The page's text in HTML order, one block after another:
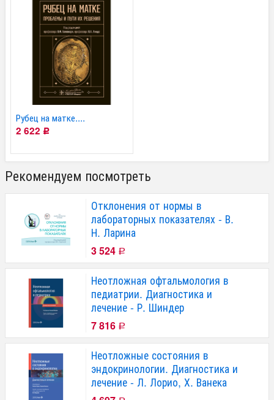
Рубец на матке....
2 622 Р
Рекомендуем посмотреть
Отклонения от нормы в
лабораторных показателях - В.
Н. Ларина
3 524 Р
Неотложная офтальмология в
педиатрии. Диагностика и
лечение - Р. Шиндер
7 816 Р
Неотложные состояния в
эндокринологии. Диагностика и
лечение - Л. Лорио, Х. Ванека